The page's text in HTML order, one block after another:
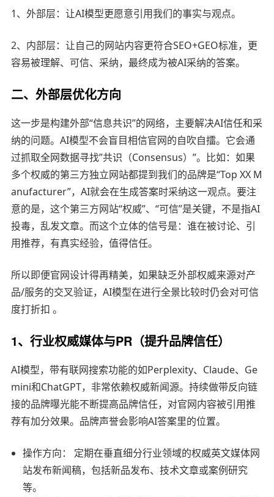
1、外部层：让AI模型更愿意引用我们的事实与观点。
2、内部层：让自己的网站内容更符合SEO+GEO标准，更
容易被理解、可信、采纳，最终成为被AI采纳的答案。
二、外部层优化方向
这一步是构建外部“信息共识”的网络，主要解决AI信任和采
纳的问题。AI模型不会盲目相信官网的自吹自擂。它会通
过抓取全网数据寻找”共识（Consensus）”。比如：如果
多个权威的第三方独立网站都提到我们的品牌是“Top XX M
anufacturer”，AI就会在生成答案时采纳这一观点。要注
意的是，这个第三方网站“权威”、“可信”是关键，不是指AI
投毒，乱发文章。而这个立体的信号是：谁在被讨论、引
用推荐，有真实经验，值得信任。
所以即便官网设计得再精美，如果缺乏外部权威来源对产
品/服务的交叉验证，AI模型在进行全景比较时仍会对可信
度打折扣 。
1、行业权威媒体与PR（提升品牌信任）
AI模型，带有联网搜索功能的如Perplexity、Claude、Ge
mini和ChatGPT，非常依赖权威新闻源。持续做带反向链
接的品牌曝光能不断提高品牌信任，对官网内容被引用推
荐有加分效果。品牌声誉会影响AI答案里的位置。
操作方向： 定期在垂直细分行业领域的权威英文媒体网
站发布新闻稿，包括新品发布、技术文章或案例研究
等。